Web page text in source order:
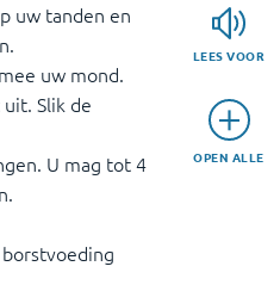
LEES VOOR
OPEN ALLE
uw tanden en
uw mond.
Slik de
U mag tot 4